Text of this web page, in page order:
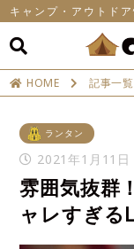
キャンプ・アウトド
HOME 記事一覧
ランタン
2021年1月11日
雰囲気抜群
ャレすぎる